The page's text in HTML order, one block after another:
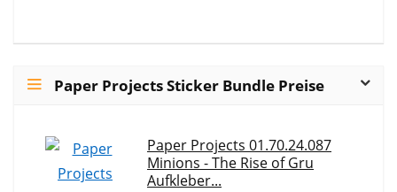
Paper Projects Sticker Bundle Preise
Paper Projects 01.70.24.087
Minions - The Rise of Gru
Aufkleber...